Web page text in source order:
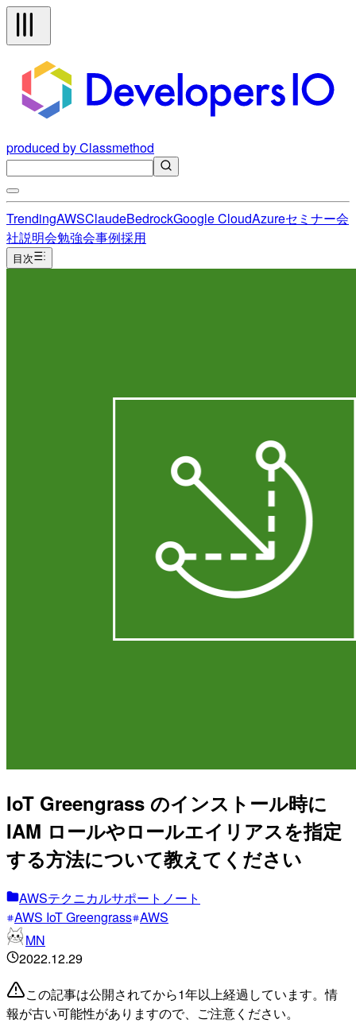
produced by Classmethod
TrendingAWSClaudeBedrockGoogle CloudAzureセミナー会
社説明会勉強会事例採用
目次
IoT Greengrass のインストール時に
IAM ロールやロールエイリアスを指定
する方法について教えてください
AWSテクニカルサポートノート
AWS IoT Greengrass AWS
MN
2022.12.29
この記事は公開されてから1年以上経過しています。情
報が古い可能性がありますので、ご注意ください。